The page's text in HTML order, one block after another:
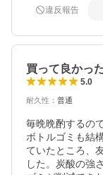
違反報告
買って良かっ
5.0
耐久性 ： 普通
毎晩晩酌するの
ボトルゴミも結
ていたところ、
した。炭酸の強